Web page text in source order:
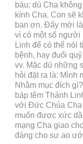
báu; dù Cha
kính Cha. Con sẽ
ban ơn. Đấy mới
vì có một số người
Linh để có thể nói
bệnh, hay đuổi
vv. Mặc dù những
hỏi đặt ra là: Mình
Nhằm mục đích
báp têm Thánh
với Đức Chúa Cha
muốn được xức
mạng Cha giao
đáng cho sự ao